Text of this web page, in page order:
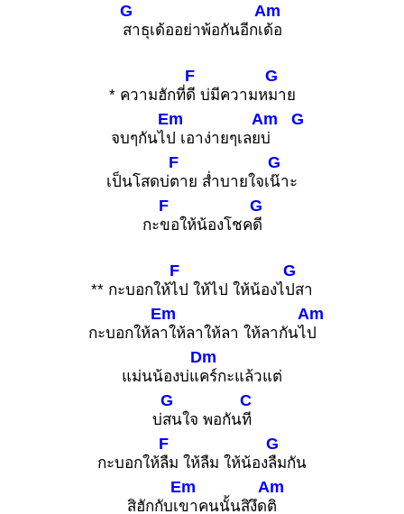
G
สาธุเด้ออย่าพ้อกันอีกเ
Am
ด้อ
* ความฮักที่
F
ดี บ่มีความห
G
มาย
จบๆกันไ
Em
ป เอาง่ายๆเลย
Am
บ่
G
เป็นโสดบ่
F
ตาย ส่ำบายใจเ
G
น๊าะ
กะ
F
ขอให้น้องโชค
G
ดี
** กะบอกให้
F
ไป ให้ไป ให้น้องไ
G
ปสา
กะบอกให้ล
Em
าให้ลาให้ลา ให้ลากันไ
Am
ป
แม่นน้องบ่แ
Dm
คร์กะแล้วแต่
บ่
G
สนใจ พอกัน
C
ที
กะบอกให้
F
ลืม ให้ลืม ให้น้อง
G
ลืมกัน
สิฮักกับเ
Em
ขาคนนั้นสิงึด
Am
ติ